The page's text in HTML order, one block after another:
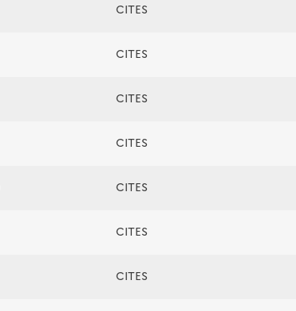
CITES
CITES
CITES
CITES
CITES
CITES
CITES